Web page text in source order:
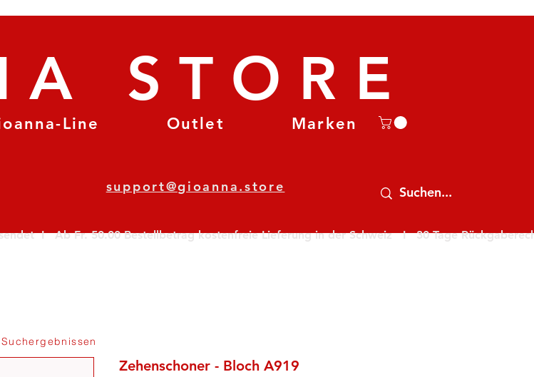
Line Outlet Marken
STORE
78 support@gioanna.store
I   Ab Fr. 50.00 Bestellbetrag kostenfreie Lieferung in der Schweiz   I   30 Tage
Zehenschoner - Bloch A919